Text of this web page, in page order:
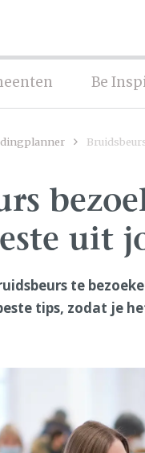
Be
uit
te
tips, zodat je